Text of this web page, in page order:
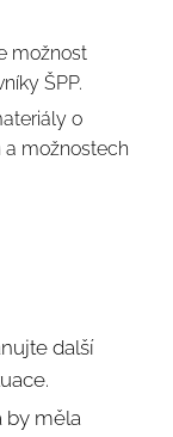
možnost
ŠPP.
o
a možnostech
další
by měla